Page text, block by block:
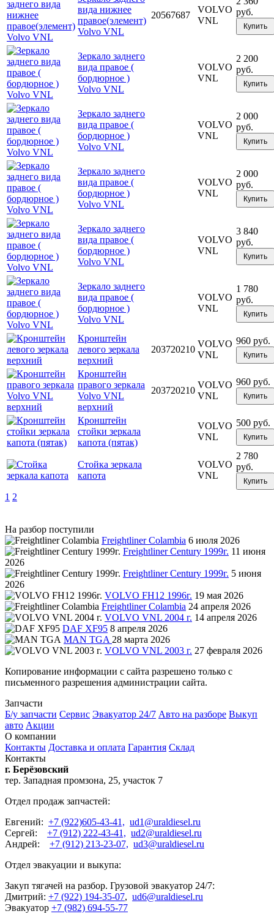
вида нижнее
правое(элемент)
Volvo VNL
20567687
VOLVO
VNL
руб.
Купить
Зеркало заднего
вида правое (
бордюрное )
Volvo VNL
VOLVO
VNL
2 200
руб.
Купить
Зеркало заднего
вида правое (
бордюрное )
Volvo VNL
VOLVO
VNL
2 000
руб.
Купить
Зеркало заднего
вида правое (
бордюрное )
Volvo VNL
VOLVO
VNL
2 000
руб.
Купить
Зеркало заднего
вида правое (
бордюрное )
Volvo VNL
VOLVO
VNL
3 840
руб.
Купить
Зеркало заднего
вида правое (
бордюрное )
Volvo VNL
VOLVO
VNL
1 780
руб.
Купить
Кронштейн
левого зеркала
верхний
203720210
VOLVO
VNL
960 руб.
Купить
Кронштейн
правого зеркала
Volvo VNL
верхний
203720210
VOLVO
VNL
960 руб.
Купить
Кронштейн
стойки зеркала
капота (пятак)
VOLVO
VNL
500 руб.
Купить
Стойка зеркала
капота
VOLVO
VNL
2 780
руб.
Купить
1 2
На разбор поступили
Freightliner Colambia 6 июля 2026
Freightliner Century 1999г. 11 июня
2026
Freightliner Century 1999г. 5 июня
2026
VOLVO FH12 1996г. 19 мая 2026
Freightliner Colambia 24 апреля 2026
VOLVO VNL 2004 г. 14 апреля 2026
DAF XF95 8 апреля 2026
MAN TGA 28 марта 2026
VOLVO VNL 2003 г. 27 февраля 2026
Копирование информации с сайта разрешено только с
письменного разрешения администрации сайта.
Запчасти
Б/у запчасти Сервис Эвакуатор 24/7 Авто на разборе Выкуп
авто Акции
О компании
Контакты Доставка и оплата Гарантия Склад
Контакты
г. Берёзовский
тер. Западная промзона, 25, участок 7
Отдел продаж запчастей:
Евгений: +7 (922)605-43-41, ud1@uraldiesel.ru
Сергей: +7 (912) 222-43-41, ud2@uraldiesel.ru
Андрей: +7 (912) 213-23-07, ud3@uraldiesel.ru
Отдел эвакуации и выкупа:
Закуп тягачей на разбор. Грузовой эвакуатор 24/7:
Дмитрий: +7 (922) 194-35-07, ud6@uraldiesel.ru
Эвакуатор +7 (982) 694-55-77